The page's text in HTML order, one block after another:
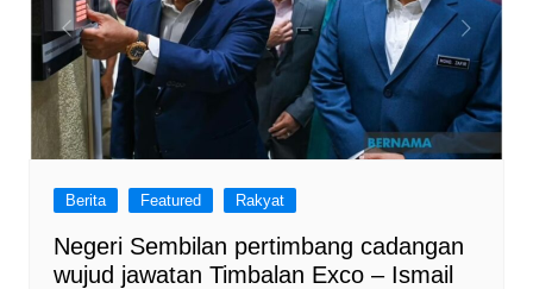
Berita Featured Rakyat
Negeri Sembilan pertimbang cadangan
wujud jawatan Timbalan Exco – Ismail